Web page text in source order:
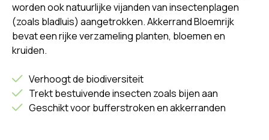
worden ook natuurlijke vijanden van insectenplagen
(zoals bladluis) aangetrokken. Akkerrand Bloemrijk
bevat een rijke verzameling planten, bloemen en
kruiden.
Verhoogt de biodiversiteit
Trekt bestuivende insecten zoals bijen aan
Geschikt voor bufferstroken en akkerranden